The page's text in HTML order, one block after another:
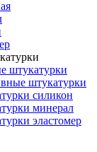
штукатурки
штукатурки
силикон
минерал
эластомер